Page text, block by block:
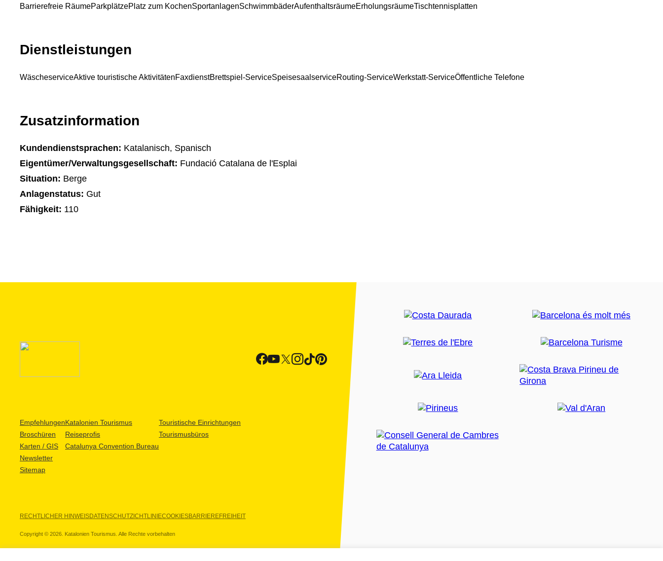
Barrierefreie RäumeParkplätzePlatz zum KochenSportanlagenSchwimmbäderAufenthaltsräumeErholungsräumeTischtennisplatten
Dienstleistungen
WäscheserviceAktive touristische AktivitätenFaxdienstBrettspiel-ServiceSpeisesaalserviceRouting-ServiceWerkstatt-ServiceÖffentliche Telefone
Zusatzinformation
Kundendienstsprachen: Katalanisch, Spanisch
Eigentümer/Verwaltungsgesellschaft: Fundació Catalana de l'Esplai
Situation: Berge
Anlagenstatus: Gut
Fähigkeit: 110
Empfehlungen
Broschüren
Karten / GIS
Newsletter
Sitemap
Katalonien Tourismus
Reiseprofis
Catalunya Convention Bureau
Touristische Einrichtungen
Tourismusbüros
RECHTLICHER HINWEISDATENSCHUTZICHTLINIECOOKIESBARRIEREFREIHEIT
Copyright © 2026. Katalonien Tourismus. Alle Rechte vorbehalten